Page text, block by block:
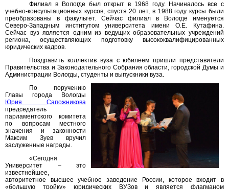
Филиал в Вологде был открыт в 1968 году. Начиналось все с
учебно-консультационных курсов, спустя 20 лет, в 1988 году курсы были
преобразованы в факультет. Сейчас филиал в Вологде именуется
Северо-Западным институтом университета имени О.Е. Кутафина.
Сейчас вуз является одним из ведущих образовательных учреждений
региона, осуществляющих подготовку высококвалифицированных
юридических кадров.
Поздравить коллектив вуза с юбилеем пришли представители
Правительства и Законодательного Собрания области, городской Думы и
Администрации Вологды, студенты и выпускники вуза.
По поручению
Главы города Вологды
Юрия Сапожникова
председатель
парламентского комитета
по вопросам местного
значения и законности
Максим Зуев вручил
заслуженные награды.
«Сегодня
Университет – это
известнейшее,
авторитетное высшее учебное заведение России, которое входит в
«большую тройку» юридических ВУЗов и является флагманом